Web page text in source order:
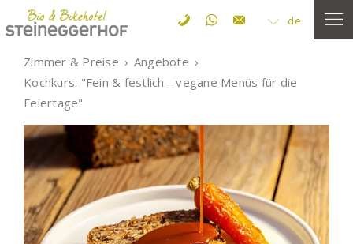
de
Zimmer & Preise
Angebote
Kochkurs: "Fein & festlich - vegane Menüs für die
Feiertage"